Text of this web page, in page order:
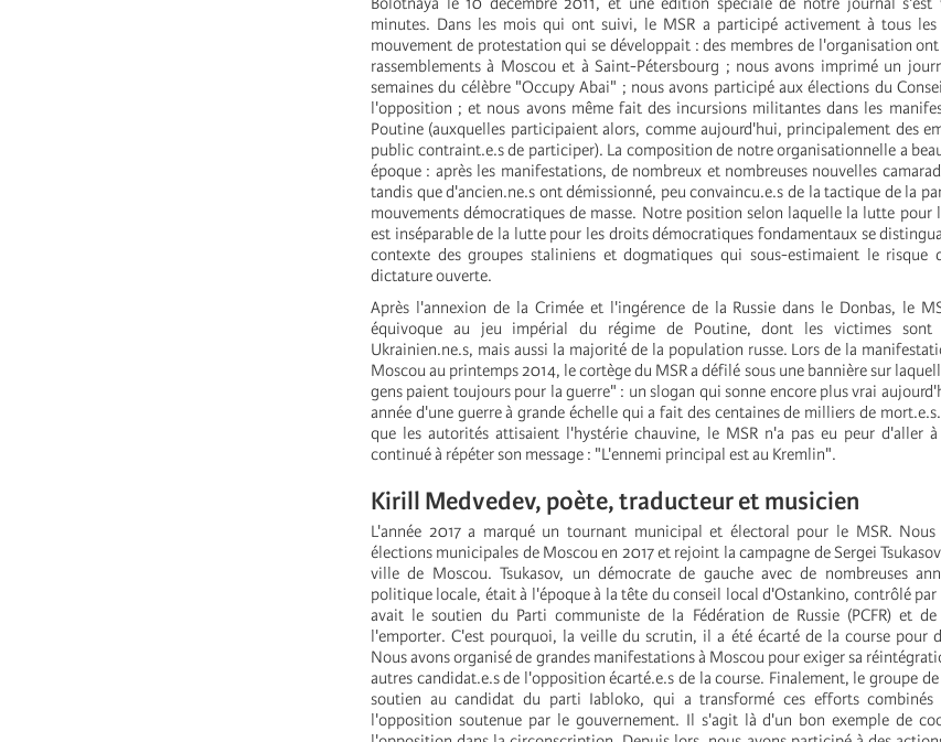
minutes. Dans les mois qui ont suivi, le MSR a participé activement à tous les
mouvement de protestation qui se développait : des membres de l'organisation
rassemblements à Moscou et à Saint-Pétersbourg ; nous avons imprimé un
semaines du célèbre "Occupy Abai" ; nous avons participé aux élections du
l'opposition ; et nous avons même fait des incursions militantes dans les
Poutine (auxquelles participaient alors, comme aujourd'hui, principalement des
public contraint.e.s de participer). La composition de notre organisationnelle a
époque : après les manifestations, de nombreux et nombreuses nouvelles
tandis que d'ancien.ne.s ont démissionné, peu convaincu.e.s de la tactique de la
mouvements démocratiques de masse. Notre position selon laquelle la lutte pour
est inséparable de la lutte pour les droits démocratiques fondamentaux se
contexte des groupes staliniens et dogmatiques qui sous-estimaient le risque
dictature ouverte.
Après l'annexion de la Crimée et l'ingérence de la Russie dans le Donbas, le
équivoque au jeu impérial du régime de Poutine, dont les victimes sont
Ukrainien.ne.s, mais aussi la majorité de la population russe. Lors de la
Moscou au printemps 2014, le cortège du MSR a défilé sous une bannière sur
gens paient toujours pour la guerre" : un slogan qui sonne encore plus vrai
année d'une guerre à grande échelle qui a fait des centaines de milliers de
que les autorités attisaient l'hystérie chauvine, le MSR n'a pas eu peur d'aller
continué à répéter son message : "L'ennemi principal est au Kremlin".
Kirill Medvedev, poète, traducteur et musicien
L'année 2017 a marqué un tournant municipal et électoral pour le MSR.
élections municipales de Moscou en 2017 et rejoint la campagne de Sergei
ville de Moscou. Tsukasov, un démocrate de gauche avec de nombreuses
politique locale, était à l'époque à la tête du conseil local d'Ostankino, contrôlé
avait le soutien du Parti communiste de la Fédération de Russie (PCFR) et
l'emporter. C'est pourquoi, la veille du scrutin, il a été écarté de la course pour
Nous avons organisé de grandes manifestations à Moscou pour exiger sa
autres candidat.e.s de l'opposition écarté.e.s de la course. Finalement, le groupe
soutien au candidat du parti Iabloko, qui a transformé ces efforts
l'opposition soutenue par le gouvernement. Il s'agit là d'un bon exemple de